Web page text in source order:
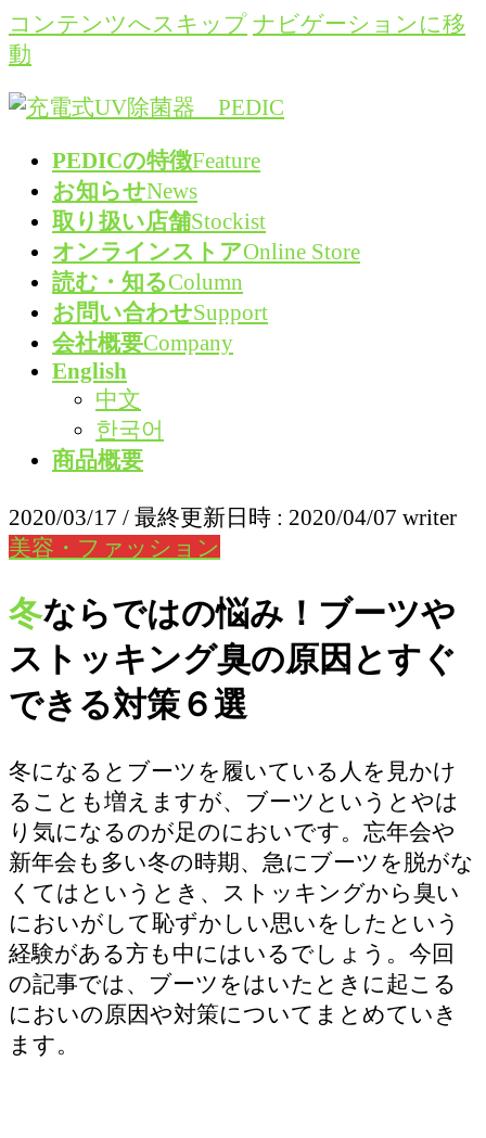
コンテンツへスキップ ナビゲーションに移
動
PEDICの特徴Feature
お知らせNews
取り扱い店舗Stockist
オンラインストアOnline Store
読む・知るColumn
お問い合わせSupport
会社概要Company
English
中文
한국어
商品概要
2020/03/17 / 最終更新日時 : 2020/04/07 writer
美容・ファッション
冬ならではの悩み！ブーツや
ストッキング臭の原因とすぐ
できる対策６選
冬になるとブーツを履いている人を見かけ
ることも増えますが、ブーツというとやは
り気になるのが足のにおいです。忘年会や
新年会も多い冬の時期、急にブーツを脱がな
くてはというとき、ストッキングから臭い
においがして恥ずかしい思いをしたという
経験がある方も中にはいるでしょう。今回
の記事では、ブーツをはいたときに起こる
においの原因や対策についてまとめていき
ます。